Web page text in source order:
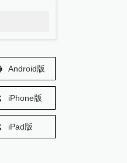
Android版
iPhone版
iPad版